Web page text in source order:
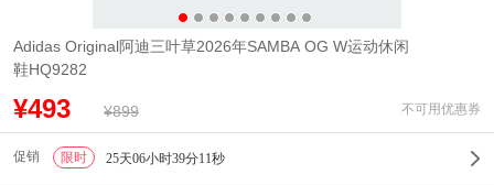
Adidas Original阿迪三叶草2026年SAMBA OG W运动休闲
鞋HQ9282
¥493 ¥899 不可用优惠券
促销 限时 25天06小时39分11秒